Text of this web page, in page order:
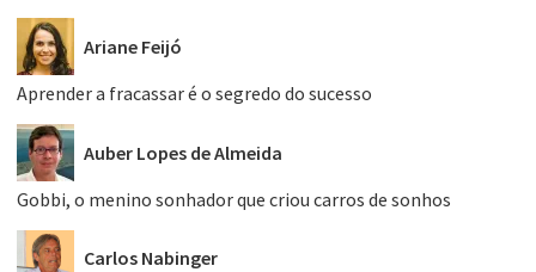
Ariane Feijó
Aprender a fracassar é o segredo do sucesso
Auber Lopes de Almeida
Gobbi, o menino sonhador que criou carros de sonhos
Carlos Nabinger